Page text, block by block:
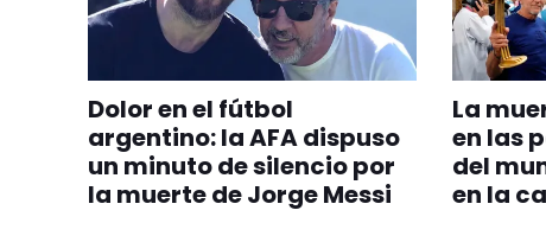
Dolor en el fútbol
argentino: la AFA dispuso
un minuto de silencio por
la muerte de Jorge Messi
La
en las
del
en la